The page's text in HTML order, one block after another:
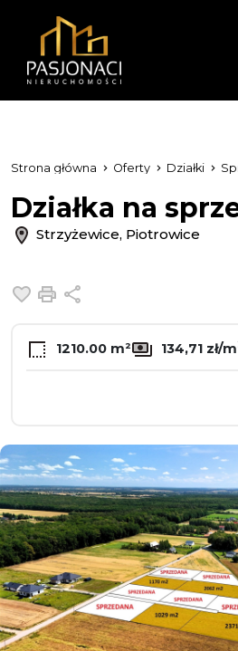
Strona główna Oferty Działki
Działka na
Strzyżewice, Piotrowice
Dodaj do ulubionych
Drukuj
1210.00 m² 134,71 zł/m